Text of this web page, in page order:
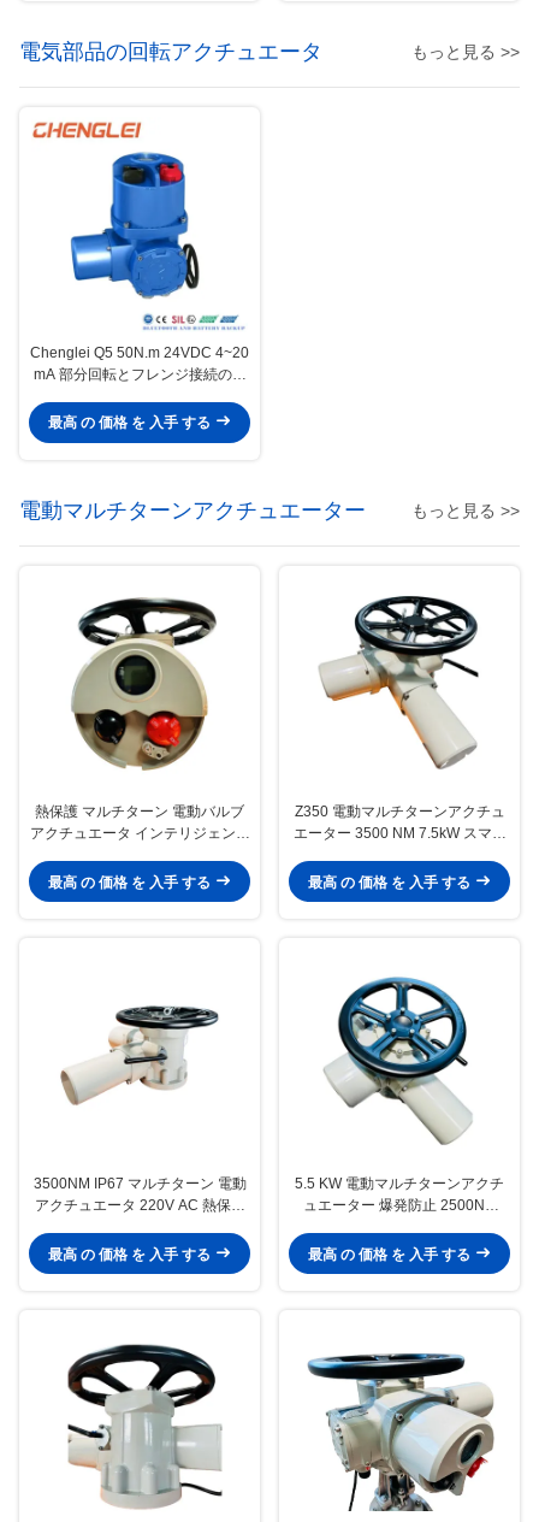
電気部品の回転アクチュエータ もっと見る >>
Chenglei Q5 50N.m 24VDC 4~20
mA 部分回転とフレンジ接続のイ
ュエータ
最高 の 価格 を 入手 する
電動マルチターンアクチュエーター もっと見る >>
熱保護 マルチターン 電動バルブ
アクチュエータ インテリジェント
最高 の 価格 を 入手 する
Z350 電動マルチターンアクチュ
エーター 3500 NM 7.5kW スマー
最高 の 価格 を 入手 する
3500NM IP67 マルチターン 電動
アクチュエータ 220V AC 熱保護
最高 の 価格 を 入手 する
5.5 KW 電動マルチターンアクチ
ュエーター 爆発防止 2500NM
最高 の 価格 を 入手 する